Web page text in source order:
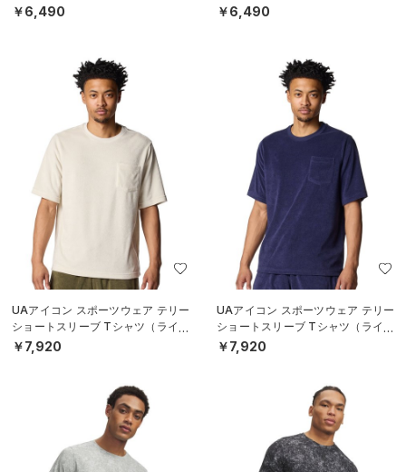
ング/MEN）
￥6,490
ング/MEN）
￥6,490
UAアイコン スポーツウェア テリー
ショートスリーブ Tシャツ（ライフ
スタイル/MEN）
￥7,920
UAアイコン スポーツウェア テリー
ショートスリーブ Tシャツ（ライフ
スタイル/MEN）
￥7,920